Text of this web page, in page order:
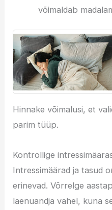
võimaldab
Hinnake võimalusi, et
parim tüüp.
Kontrollige
Intressimäärad ja tasud
erinevad. Võrrelge
laenuandja vahel, kuna